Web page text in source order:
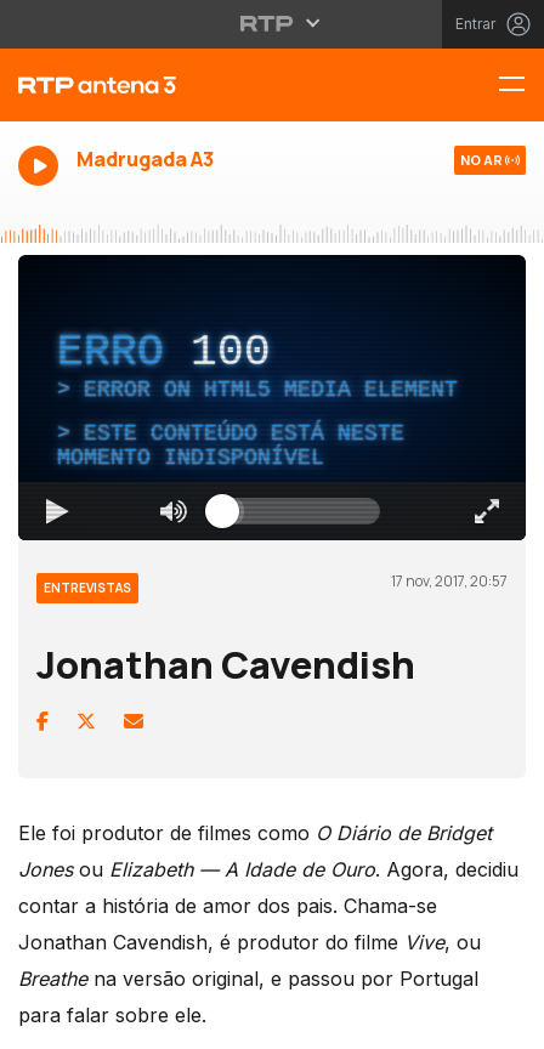
Entrar
Madrugada A3 NO AR
ERRO 100
ERROR ON HTML5 MEDIA ELEMENT
ESTE CONTEÚDO ESTÁ NESTE
MOMENTO INDISPONÍVEL
ENTREVISTAS 17 nov, 2017, 20:57
Jonathan Cavendish
Ele foi produtor de filmes como O Diário de Bridget
Jonesou Elizabeth — A Idade de Ouro. Agora, decidiu
contar a história de amor dos pais. Chama-se
Jonathan Cavendish, é produtor do filme Vive, ou
Breathena versão original, e passou por Portugal
para falar sobre ele.